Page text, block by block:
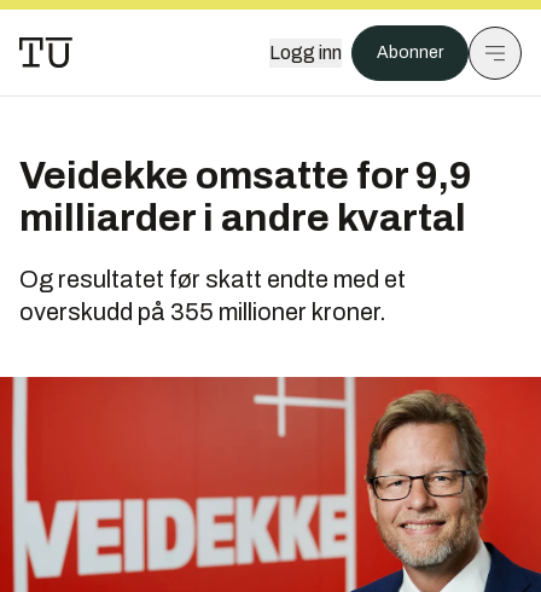
Logg inn Abonner
Veidekke omsatte for 9,9
milliarder i andre kvartal
Og resultatet før skatt endte med et
overskudd på 355 millioner kroner.